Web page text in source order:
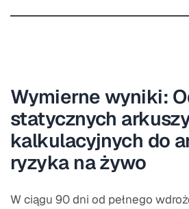
Wymierne wyniki:
statycznych
kalkulacyjnych do
ryzyka na żywo
W ciągu 90 dni od pełnego